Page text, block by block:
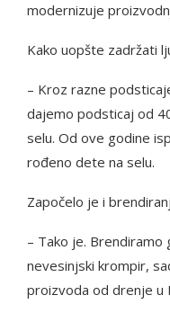
modernizuje
Kako uopšte zadržati
– Kroz razne
dajemo podsticaj od
selu. Od ove godine
rođeno dete na selu.
Započelo je i
– Tako je. Brendiramo
nevesinjski krompir,
proizvoda od drenje u